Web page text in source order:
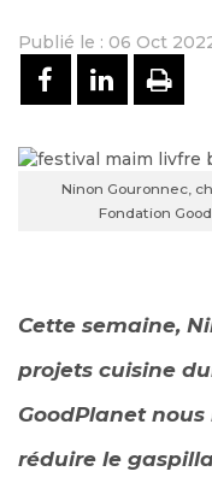
Publié le : 06 Oct
Ninon Gouronnec,
Fondation
Cette semaine,
projets cuisine
GoodPlanet
réduire le